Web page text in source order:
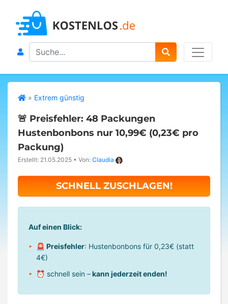
Search
» Extrem günstig
🚨 Preisfehler: 48 Packungen
Hustenbonbons nur 10,99€ (0,23€ pro
Packung)
Erstellt: 21.05.2025 • Von: Claudia
SCHNELL ZUSCHLAGEN!
Auf einen Blick:
🚨 Preisfehler: Hustenbonbons für 0,23€ (statt
4€)
⏰ schnell sein –kann jederzeit enden!